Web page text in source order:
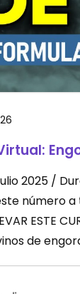
2025 /
número a
de